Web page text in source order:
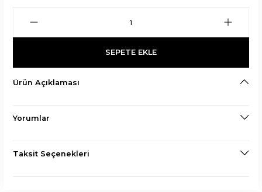
SEPETE EKLE
Ürün Açıklaması
Yorumlar
Taksit Seçenekleri